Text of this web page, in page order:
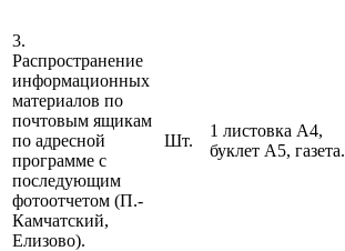
3.
Распространение
информационных
материалов по
почтовым ящикам
по адресной
программе с
последующим
фотоотчетом (П.-
Камчатский,
Елизово).
Шт.
1 листовка А4,
буклет А5, газета.